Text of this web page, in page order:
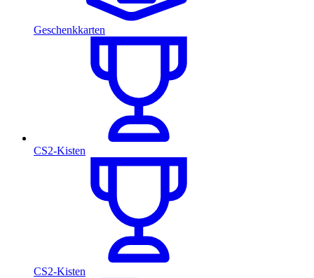
Geschenkkarten
CS2-Kisten
CS2-Kisten